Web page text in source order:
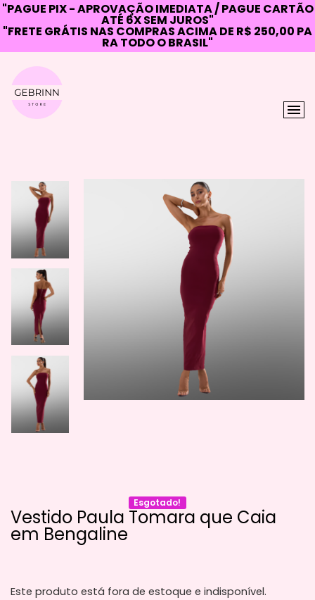
"PAGUE PIX - APROVAÇÃO IMEDIATA / PAGUE CARTÃO
ATÉ 6X SEM JUROS"
"FRETE GRÁTIS NAS COMPRAS ACIMA DE R$ 250,00 PA
RA TODO O BRASIL"
content
Esgotado!
Vestido Paula Tomara que Caia
em Bengaline
Este produto está fora de estoque e indisponível.